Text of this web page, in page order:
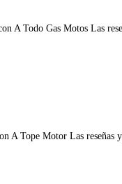
A Todo Gas Motos Las
A Tope Motor Las